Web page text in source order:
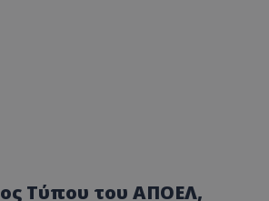
Τύπου του ΑΠΟΕΛ,